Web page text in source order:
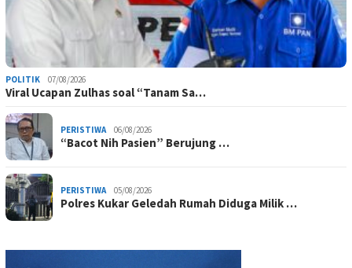
POLITIK 07/08/2026
Viral Ucapan Zulhas soal “Tanam Sa…
PERISTIWA 06/08/2026
“Bacot Nih Pasien” Berujung …
PERISTIWA 05/08/2026
Polres Kukar Geledah Rumah Diduga Milik …